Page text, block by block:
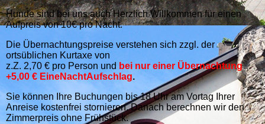
Hunde sind bei uns auch Herzlich Willkommen für einen
Aufpreis von 10€ pro Nacht.
Die Übernachtungspreise verstehen sich zzgl. der
ortsüblichen Kurtaxe von
z.Z. 2,70 € pro Person und bei nur einer Übernachtung
+5,00 € EineNachtAufschlag.
Sie können Ihre Buchungen bis 18 Uhr am Vortag Ihrer
Anreise kostenfrei stornieren. Danach berechnen wir den
Zimmerpreis ohne Frühstück.